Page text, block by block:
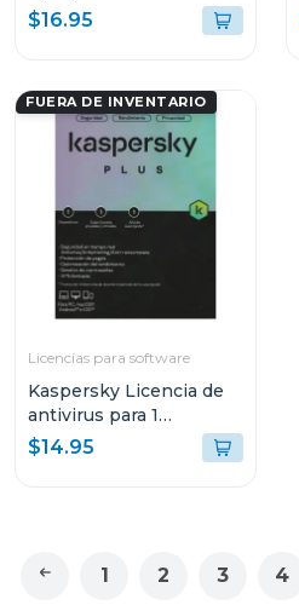
aabp2nm
$16.95
FUERA DE INVENTARIO
Licencias para software
Kaspersky Licencia de
antivirus para 1
dispositivo 1 año
$14.95
1 2 3 4